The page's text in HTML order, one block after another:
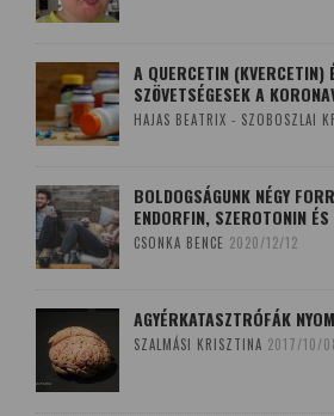
A QUERCETIN
SZÖVETSÉGESEK A
HAJAS BEATRIX - SZOBOSZLAI
BOLDOGSÁGUNK NÉGY
ENDORFIN, SZEROTONIN
CSONKA BENCE 2020/12/12
AGYÉRKATASZTRÓFÁK
SZALMÁSI KRISZTINA 2017/10/